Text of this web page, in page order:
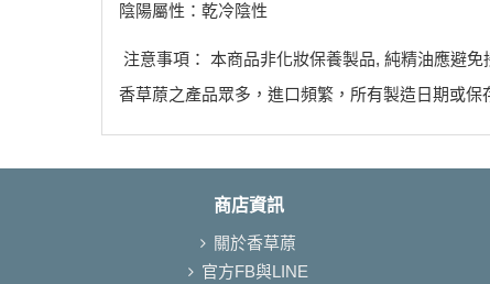
陰陽屬性：乾冷陰性
注意事項： 本商品非化妝保養製品, 純精油應避免
香草蒝之產品眾多，進口頻繁，所有製造日期或
商店資訊
關於香草蒝
官方FB與LINE